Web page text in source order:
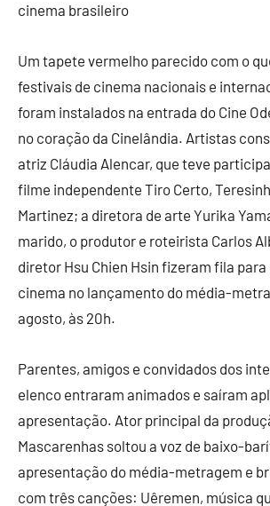
cinema brasileiro
Um tapete vermelho parecido com o
festivais de cinema nacionais e
foram instalados na entrada do Cine
no coração da Cinelândia. Artistas
atriz Cláudia Alencar, que teve
filme independente Tiro Certo,
Martinez; a diretora de arte Yurika
marido, o produtor e roteirista Carlos
diretor Hsu Chien Hsin fizeram fila
cinema no lançamento do média-
agosto, às 20h.
Parentes, amigos e convidados dos
elenco entraram animados e saíram
apresentação. Ator principal da
Mascarenhas soltou a voz de baixo-
apresentação do média-metragem e
com três canções: Uêremen, música